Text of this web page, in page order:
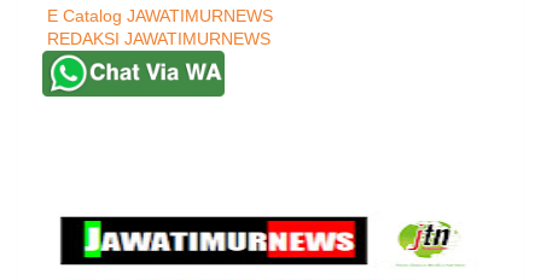
E Catalog JAWATIMURNEWS
REDAKSI JAWATIMURNEWS